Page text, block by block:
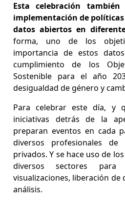
Esta celebración
implementación de
datos abiertos en
forma, uno de los
importancia de estos
cumplimiento de los
Sostenible para el año
desigualdad de género y
Para celebrar este día, y
iniciativas detrás de la
preparan eventos en cada
diversos profesionales
privados. Y se hace uso de
diversos sectores para
visualizaciones, liberación de
análisis.